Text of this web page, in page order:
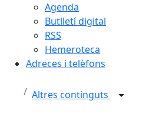
Agenda
Butlletí digital
RSS
Hemeroteca
Adreces i telèfons
Altres continguts